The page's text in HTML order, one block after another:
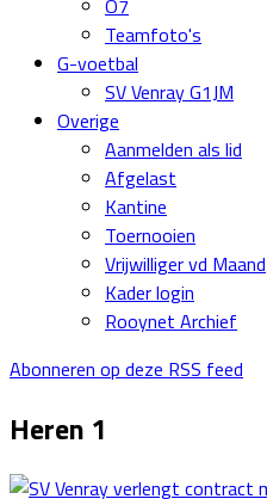
O7
Teamfoto's
G-voetbal
SV Venray G1JM
Overige
Aanmelden als lid
Afgelast
Kantine
Toernooien
Vrijwilliger vd Maand
Kader login
Rooynet Archief
Abonneren op deze RSS feed
Heren 1